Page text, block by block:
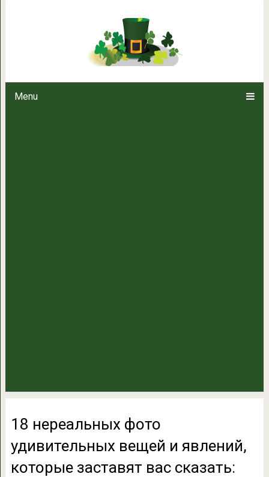
Menu
18 нереальных фото
18 нереальных фото
удивительных вещей и явлений,
которые заставят вас сказать: